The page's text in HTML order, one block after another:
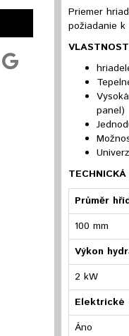
Priemer
požiadanie k
panel)
Průměr
100 mm
Výkon
2 kW
Elektrické
Áno